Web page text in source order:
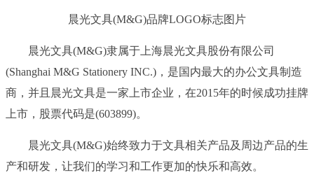
晨光文具(M&G)品牌LOGO标志图片
晨光文具(M&G)隶属于上海晨光文具股份有限公司
(Shanghai M&G Stationery INC.)，是国内最大的办公文具制造
商，并且晨光文具是一家上市企业，在2015年的时候成功挂牌
上市，股票代码是(603899)。
晨光文具(M&G)始终致力于文具相关产品及周边产品的生
产和研发，让我们的学习和工作更加的快乐和高效。